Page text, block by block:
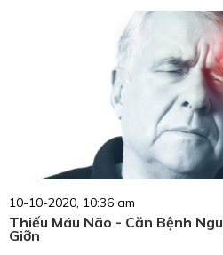
động với tần suất nhiều hơn. Chính
bắt đầu lây lan avf ảnh hướng tới cả
mạnh. Trong bài viết này, chúng tôi
vệ căn bệnh thiếu máu não ở người
10-10-2020, 10:36 am
Thiếu Máu Não - Căn Bệnh
Giỡn